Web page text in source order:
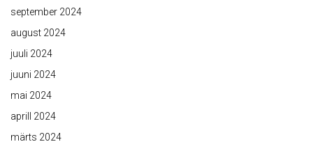
september 2024
august 2024
juuli 2024
juuni 2024
mai 2024
aprill 2024
märts 2024